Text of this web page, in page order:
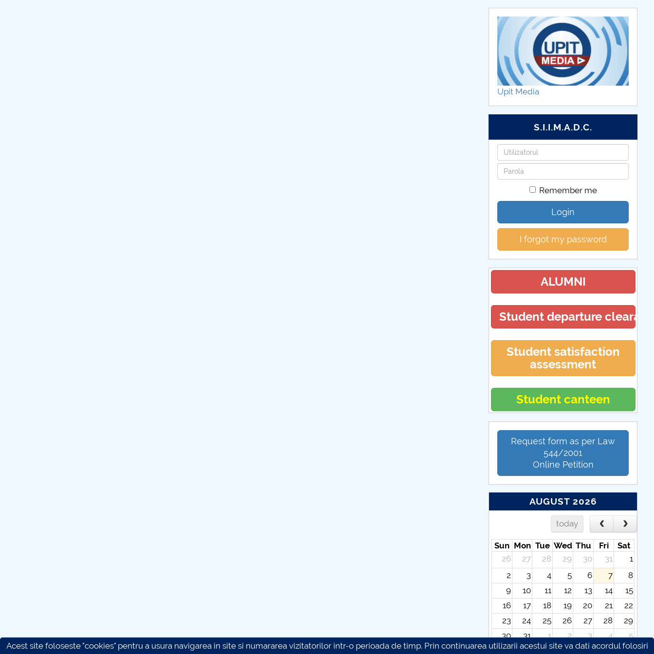
Upit Media
S.I.I.M.A.D.C.
Username
Password
Remember me
Login
I forgot my password
ALUMNI
Student departure
Student satisfaction
assessment
Student canteen
Request form as per Law
544/2001
Online Petition
AUGUST 2026
today
Sun Mon Tue Wed Thu Fri
Sat
26
27 28 29 30 31
1
2
3 4 5 6 7
8
9
10 11 12 13 14
15
16
17 18 19 20 21
22
23
24 25 26 27 28
29
30
31 1 2 3 4
5
Acest site foloseste "cookies" pentru a usura navigarea in site si numararea vizitatorilor intr-o perioada de timp. Prin continuarea utilizarii acestui site va dati acordul folosiri